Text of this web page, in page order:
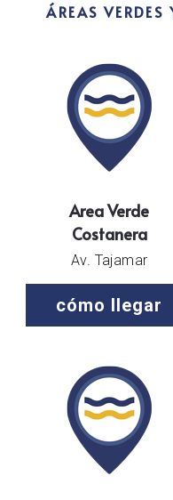
ÁREAS
Area Verde
Costanera
Av. Tajamar
cómo llegar